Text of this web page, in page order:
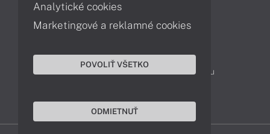
Kontakty
043 4224 771
Obchodné oddelenie
Reklamácia tovaru
Analytické cookies
Marketingové a reklamné cookies
POVOLIŤ VŠETKO
ODMIETNUŤ